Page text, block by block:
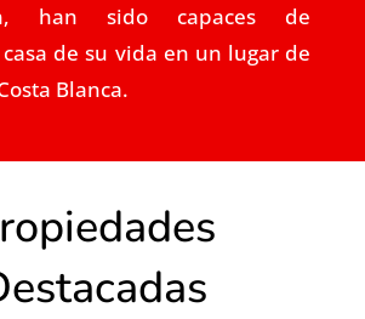
han sido capaces de
de su vida en un lugar de
Blanca.